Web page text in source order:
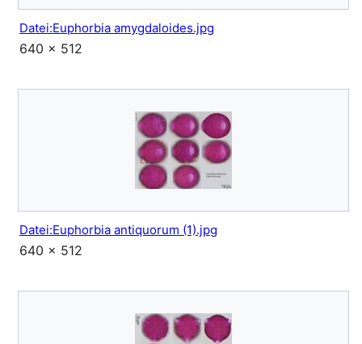
Datei:Euphorbia amygdaloides.jpg
640 × 512
Datei:Euphorbia antiquorum (1).jpg
640 × 512